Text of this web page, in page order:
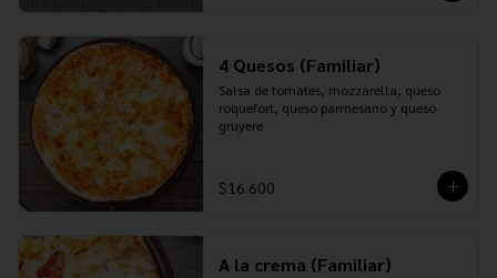
4 Quesos (Familiar)
Salsa de tomates, mozzarella, queso
roquefort, queso parmesano y queso
gruyere
$16.600
A la crema (Familiar)